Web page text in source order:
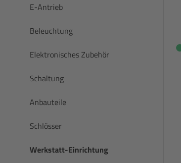
E-Antrieb
Beleuchtung
Elektronisches Zubehör
Schaltung
Anbauteile
Schlösser
Werkstatt-Einrichtung